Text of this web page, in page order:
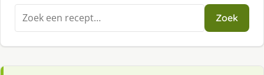
Zoeken
naar:
Zoek